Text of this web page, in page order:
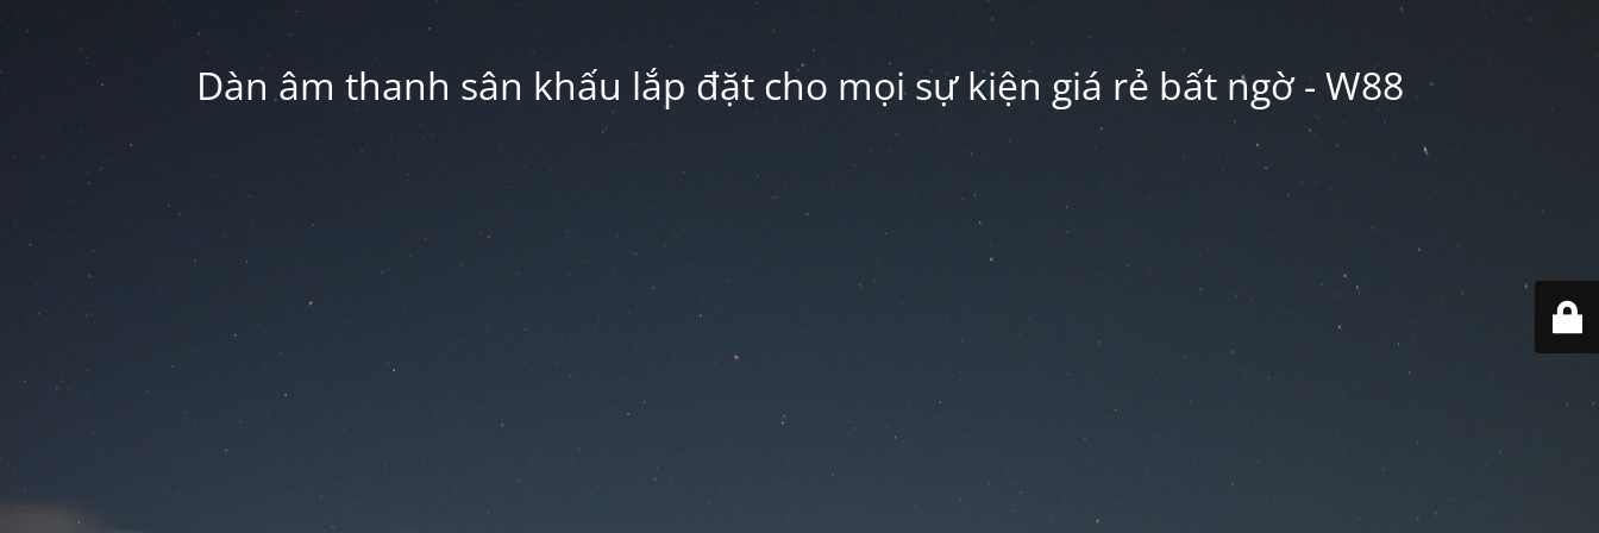
Dàn âm thanh sân khấu lắp đặt cho mọi sự kiện giá rẻ bất ngờ - W88